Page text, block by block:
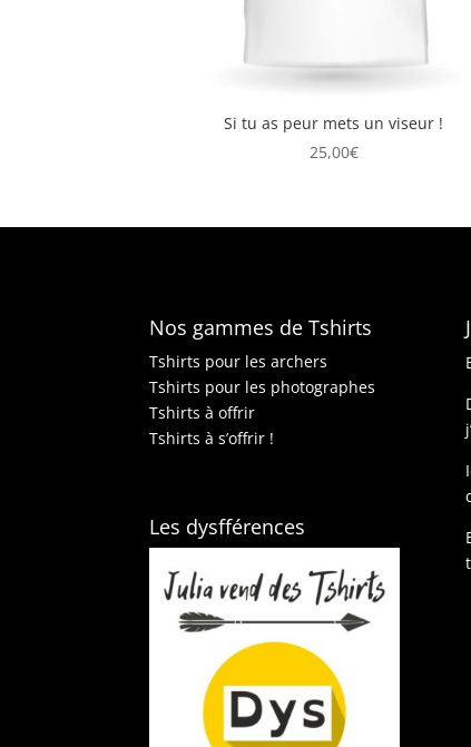
Si tu as peur mets un viseur !
25,00€
Nos gammes de Tshirts
Tshirts pour les archers
Tshirts pour les photographes
Tshirts à offrir
Tshirts à s’offrir !
Les dysfférences